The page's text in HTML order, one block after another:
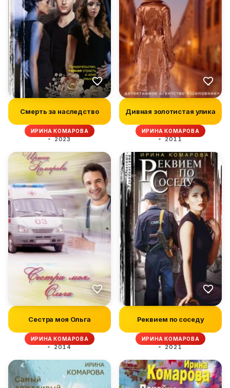
Смерть за наследство
ИРИНА КОМАРОВА
2023
Дивная золотистая улика
ИРИНА КОМАРОВА
2011
Сестра моя Ольга
ИРИНА КОМАРОВА
2014
Реквием по соседу
ИРИНА КОМАРОВА
2021